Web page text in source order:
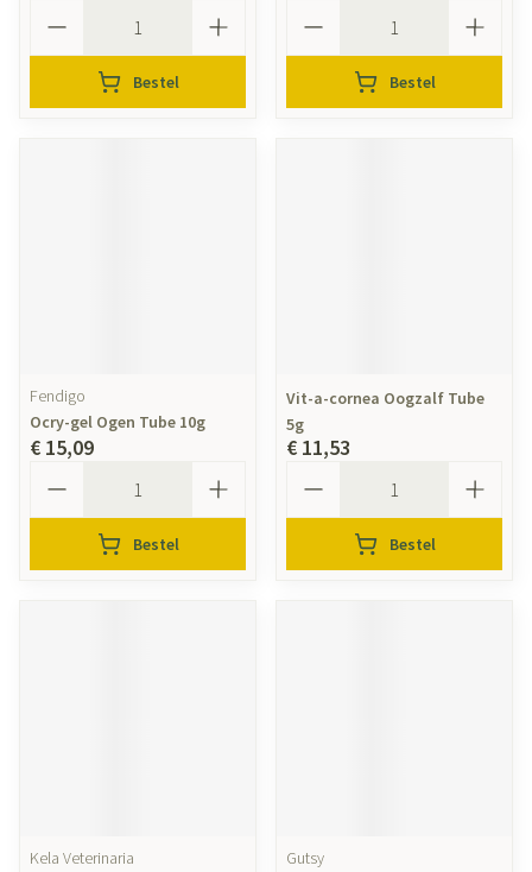
Bestel Bestel
Fendigo
Ocry-gel Ogen Tube 10g
€ 15,09
Bestel
Vit-a-cornea Oogzalf Tube
5g
€ 11,53
Bestel
Kela Veterinaria
Gutsy